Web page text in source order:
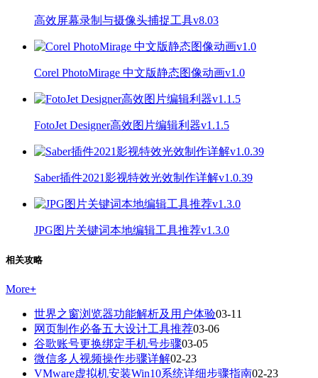
高效屏幕录制与摄像头捕捉工具v8.03
Corel PhotoMirage 中文版静态图像动画v1.0
FotoJet Designer高效图片编辑利器v1.1.5
Saber插件2021影视特效光效制作详解v1.0.39
JPG图片关键词本地编辑工具推荐v1.3.0
相关攻略
More+
世界之窗浏览器功能解析及用户体验03-11
网页制作必备五大设计工具推荐03-06
谷歌账号更换绑定手机号步骤03-05
微信多人视频操作步骤详解02-23
VMware虚拟机安装Win10系统详细步骤指南02-23